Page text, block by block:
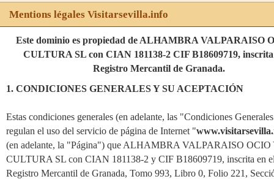
Hôtels
Agences
Mentions légales Visitarsevilla.info
Este dominio es propiedad de ALHAMBRA VALPARAISO
CULTURA SL con CIAN 181138-2 CIF B18609719, inscrita
Registro Mercantil de Granada.
1. CONDICIONES GENERALES Y SU ACEPTACIÓN
Estas condiciones generales (en adelante, las "Condiciones
regulan el uso del servicio de página de Internet "
(en adelante, la "Página") que ALHAMBRA VALPARAISO OCIO
CULTURA SL con CIAN 181138-2 y CIF B18609719, inscrita en
Registro Mercantil de Granada, Tomo 993, Libro 0, Folio 221,